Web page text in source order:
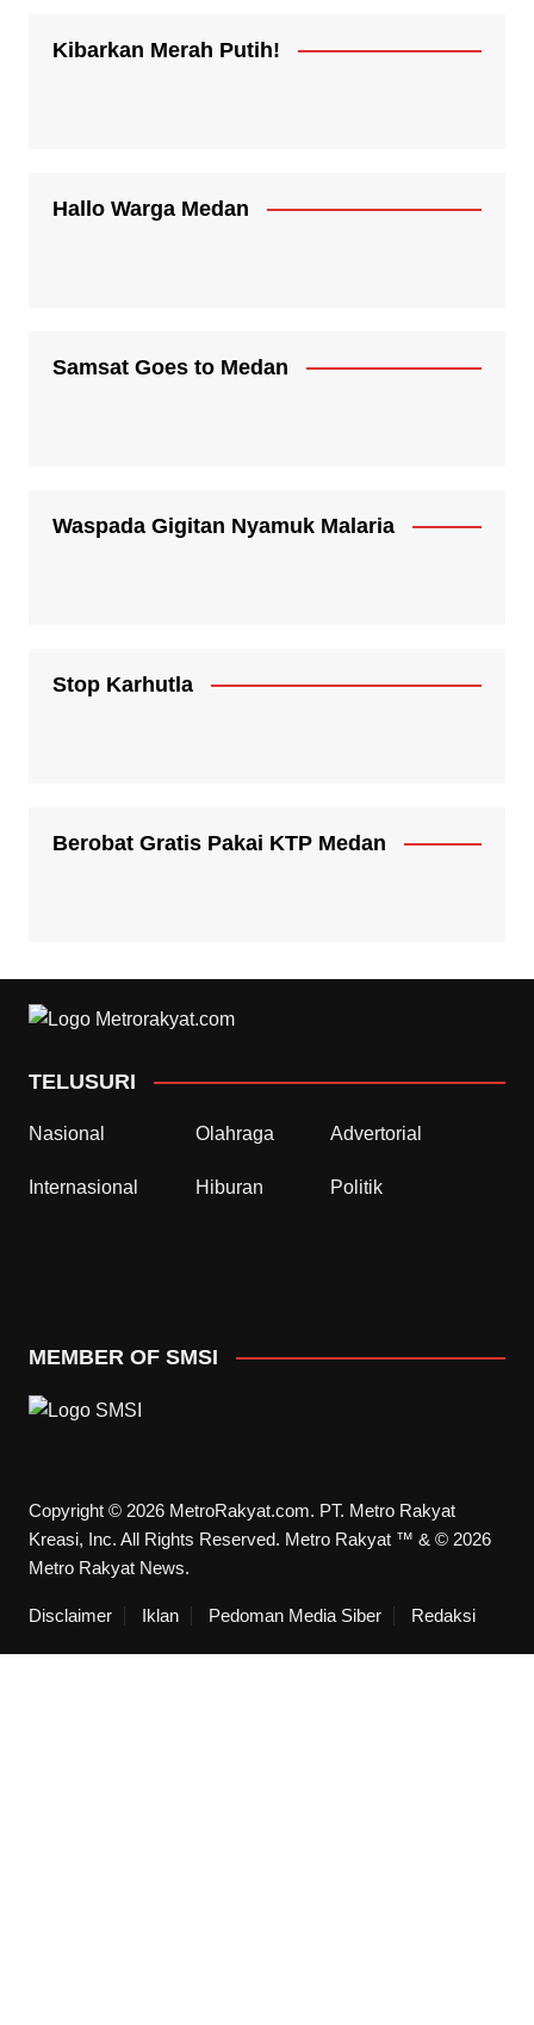
Kibarkan Merah Putih!
Hallo Warga Medan
Samsat Goes to Medan
Waspada Gigitan Nyamuk Malaria
Stop Karhutla
Berobat Gratis Pakai KTP Medan
TELUSURI
Nasional Olahraga Advertorial
Internasional Hiburan Politik
MEMBER OF SMSI
Copyright © 2026 MetroRakyat.com. PT. Metro Rakyat
Kreasi, Inc. All Rights Reserved. Metro Rakyat ™ & © 2026
Metro Rakyat News.
Disclaimer Iklan Pedoman Media Siber Redaksi